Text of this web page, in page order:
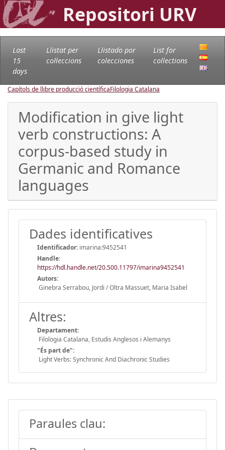
Repositori URV
Last
15
days
Llistat per
col·leccions
Llistado por
colecciones
List for
collections
Capítols de llibre producció científicaFilologia Catalana
Modification in give light
verb constructions: A
corpus-based study in
Germanic and Romance
languages
Dades identificatives
Identificador: imarina:9452541
Handle:
https://hdl.handle.net/20.500.11797/imarina9452541
Autors:
Ginebra Serrabou, Jordi / Oltra Massuet, Maria Isabel
Altres:
Departament:
Filologia Catalana, Estudis Anglesos i Alemanys
"És part de":
Light Verbs: Synchronic And Diachronic Studies
Paraules clau: